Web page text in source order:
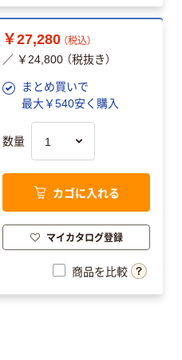
￥27,280 （税込）
／ ￥24,800 （税抜き）
まとめ買いで
最大￥540安く購入
数量
カゴに入れる
マイカタログ登録
商品を比較